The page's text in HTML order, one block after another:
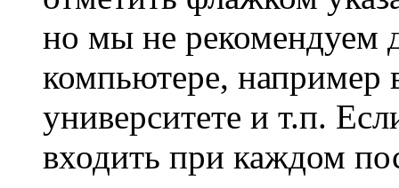
но мы не рекомендуем
компьютере, например
университете и т.п.
входить при каждом